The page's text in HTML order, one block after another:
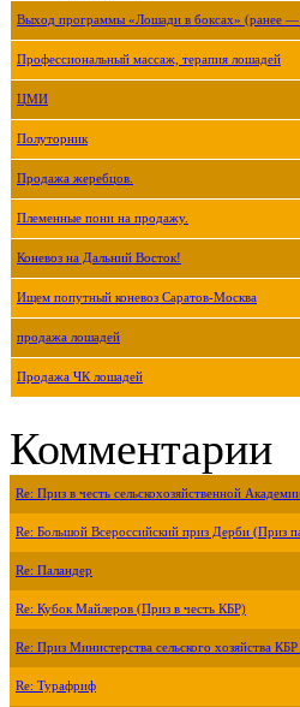
Выход программы «Лошади в боксах» (ранее —
Профессиональный массаж, терапия лошадей
ЦМИ
Полуторник
Продажа жеребцов.
Племенные пони на продажу.
Коневоз на Дальний Восток!
Ищем попутный коневоз Саратов-Москва
продажа лошадей
Продажа ЧК лошадей
Комментарии
Re: Приз в честь сельскохозяйственной
Re: Большой Всероссийский приз Дерби (Приз
Re: Паландер
Re: Кубок Майлеров (Приз в честь КБР)
Re: Приз Министерства сельского хозяйства
Re: Турафриф